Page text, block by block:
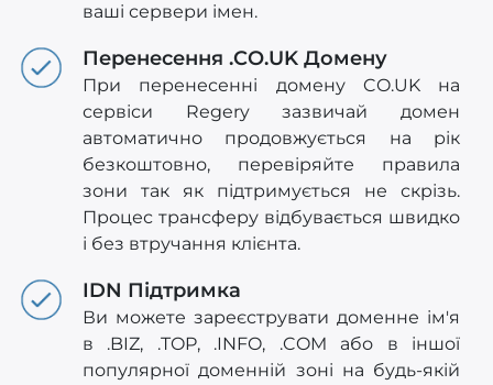
ваші сервери імен.
Перенесення .CO.UK Домену
При перенесенні домену CO.UK на
сервіси Regery зазвичай домен
автоматично продовжується на рік
безкоштовно, перевіряйте правила
зони так як підтримується не скрізь.
Процес трансферу відбувається швидко
і без втручання клієнта.
IDN Підтримка
Ви можете зареєструвати доменне ім'я
в .BIZ, .TOP, .INFO, .COM або в іншої
популярної доменній зоні на будь-якій